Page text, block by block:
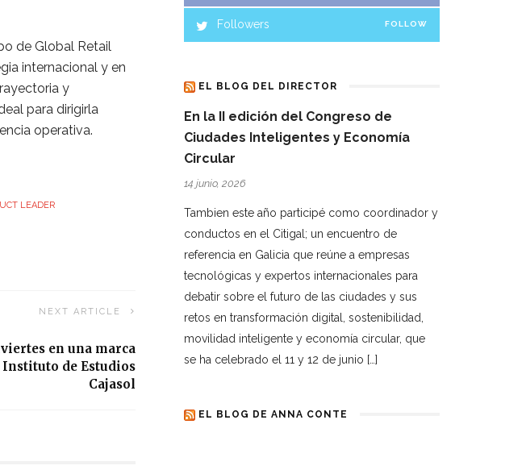
de Global Retail
internacional y en
y
para dirigirla
operativa.
LEADER
NEXT ARTICLE
en una marca
Instituto de Estudios
Cajasol
Followers FOLLOW
EL BLOG DEL DIRECTOR
En la II edición del Congreso de
Ciudades Inteligentes y Economía
Circular
14 junio, 2026
Tambien este año participé como coordinador y
conductos en el Citigal; un encuentro de
referencia en Galicia que reúne a empresas
tecnológicas y expertos internacionales para
debatir sobre el futuro de las ciudades y sus
retos en transformación digital, sostenibilidad,
movilidad inteligente y economía circular, que
se ha celebrado el 11 y 12 de junio […]
EL BLOG DE ANNA CONTE